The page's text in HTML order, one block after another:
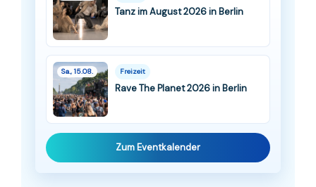
Tanz im August 2026 in Berlin
Sa., 15.08. Freizeit
Rave The Planet 2026 in Berlin
Zum Eventkalender